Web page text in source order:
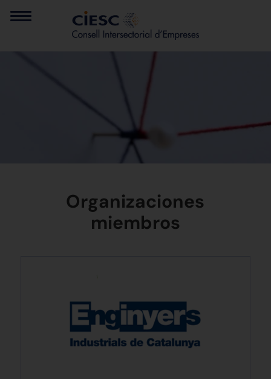
Organizaciones
miembros